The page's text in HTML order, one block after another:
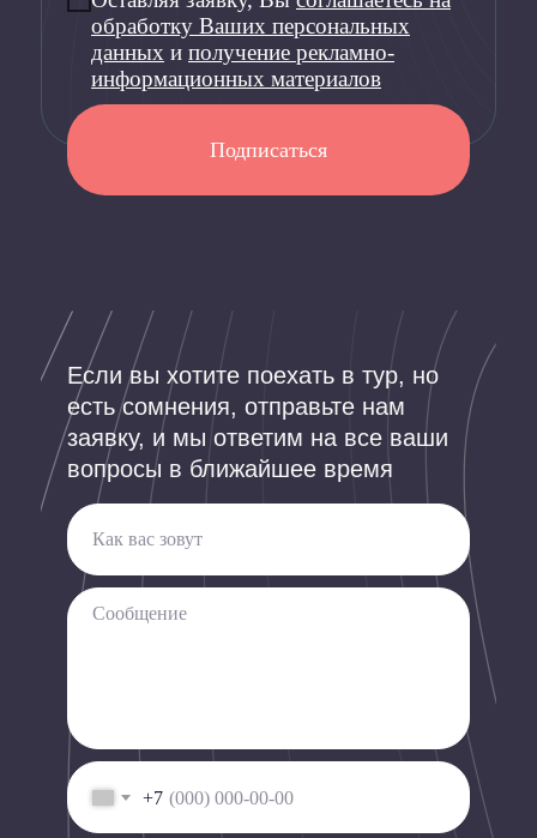
обработку Ваших персональных
данных и получение рекламно-
информационных материалов
Подписаться
Если вы хотите поехать в тур, но
есть сомнения, отправьте нам
заявку, и мы ответим на все ваши
вопросы в ближайшее время
+7